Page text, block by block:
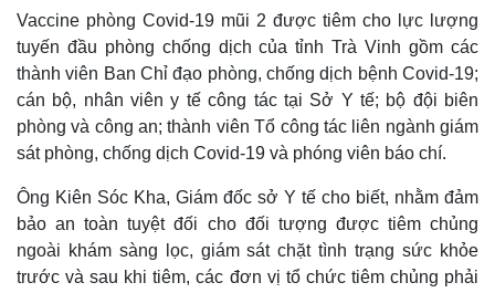
Vaccine phòng Covid-19 mũi 2 được tiêm cho lực lượng
tuyến đầu phòng chống dịch của tỉnh Trà Vinh gồm các
thành viên Ban Chỉ đạo phòng, chống dịch bệnh Covid-19;
cán bộ, nhân viên y tế công tác tại Sở Y tế; bộ đội biên
phòng và công an; thành viên Tổ công tác liên ngành giám
sát phòng, chống dịch Covid-19 và phóng viên báo chí.
Ông Kiên Sóc Kha, Giám đốc sở Y tế cho biết, nhằm đảm
bảo an toàn tuyệt đối cho đối tượng được tiêm chủng
ngoài khám sàng lọc, giám sát chặt tình trạng sức khỏe
trước và sau khi tiêm, các đơn vị tổ chức tiêm chủng phải